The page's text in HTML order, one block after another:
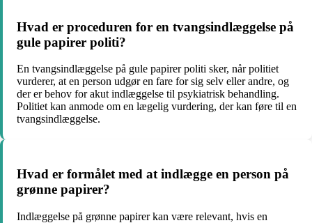
Hvad er proceduren for en tvangsindlæggelse på
gule papirer politi?
En tvangsindlæggelse på gule papirer politi sker, når politiet
vurderer, at en person udgør en fare for sig selv eller andre, og
der er behov for akut indlæggelse til psykiatrisk behandling.
Politiet kan anmode om en lægelig vurdering, der kan føre til en
tvangsindlæggelse.
Hvad er formålet med at indlægge en person på
grønne papirer?
Indlæggelse på grønne papirer kan være relevant, hvis en